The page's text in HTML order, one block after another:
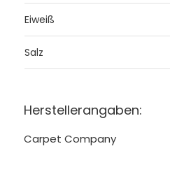
Eiweiß
Salz
Herstellerangaben:
Carpet Company